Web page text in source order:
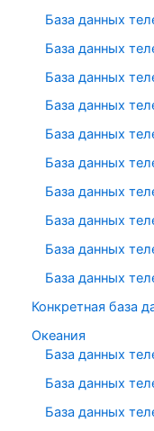
База данных
База данных
База данных
База данных
База данных
База данных
База данных
База данных
База данных
База данных
Конкретная база
Океания
База данных
База данных
База данных